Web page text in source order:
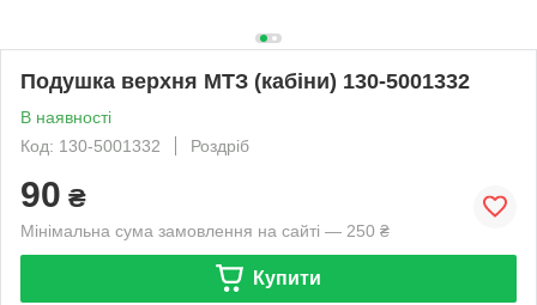
Подушка верхня МТЗ (кабіни) 130-5001332
В наявності
Код: 130-5001332
Роздріб
90 ₴
Мінімальна сума замовлення на сайті — 250 ₴
Купити